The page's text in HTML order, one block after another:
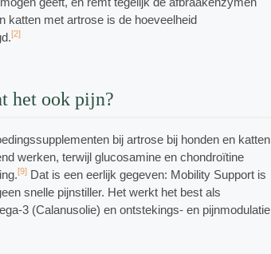
katten met artrose is de hoeveelheid
[2]
het ook pijn?
bij artrose bij honden en katten
werken, terwijl glucosamine en chondroïtine
[9] Dat is een eerlijk gegeven: Mobility Support is
snelle pijnstiller. Het werkt het best als
3 (Calanusolie) en ontstekings- en pijnmodulatie